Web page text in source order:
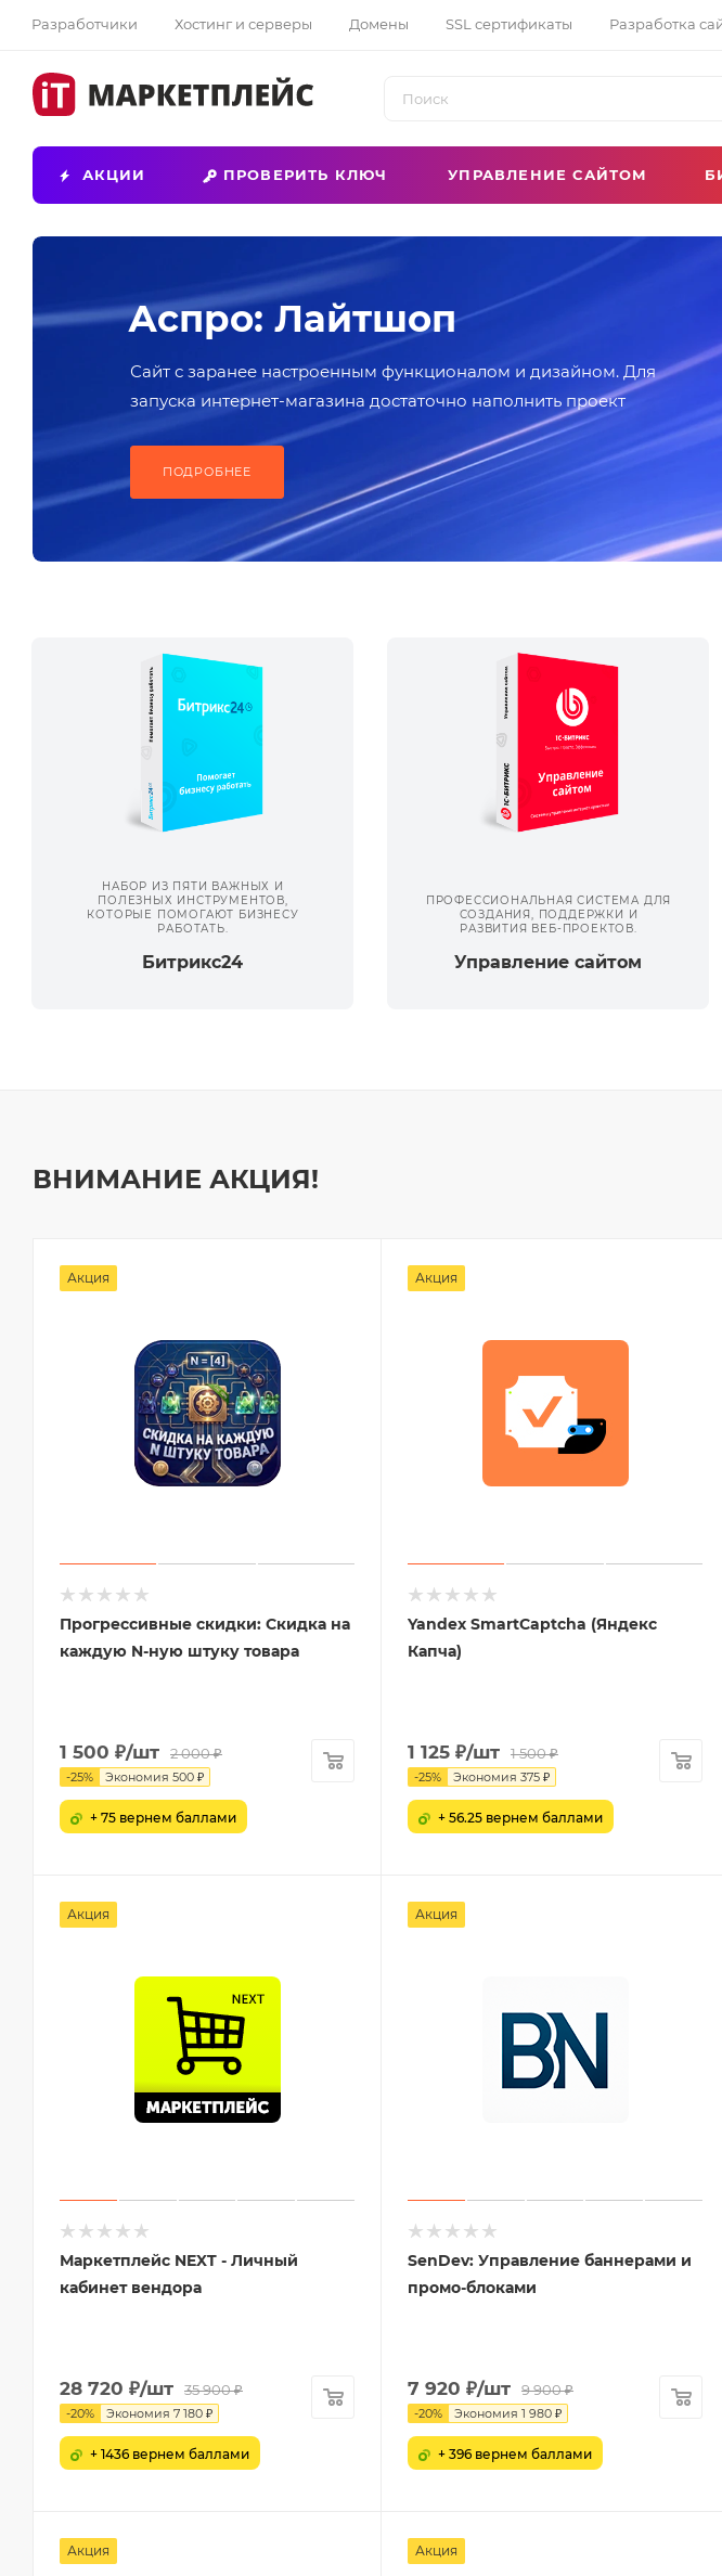
Разработчики Хостинг и серверы Домены SSL сертификаты Разработка
АКЦИИ ПРОВЕРИТЬ КЛЮЧ УПРАВЛЕНИЕ САЙТОМ
Аспро: Лайтшоп
Сайт с заранее настроенным функционалом и дизайном. Для
запуска интернет-магазина достаточно наполнить проект
ПОДРОБНЕЕ
НАБОР ИЗ ПЯТИ ВАЖНЫХ И
ПОЛЕЗНЫХ ИНСТРУМЕНТОВ,
КОТОРЫЕ ПОМОГАЮТ БИЗНЕСУ
РАБОТАТЬ.
Битрикс24
ПРОФЕССИОНАЛЬНАЯ СИСТЕМА ДЛЯ
СОЗДАНИЯ, ПОДДЕРЖКИ И
РАЗВИТИЯ ВЕБ-ПРОЕКТОВ.
Управление сайтом
ВНИМАНИЕ АКЦИЯ!
Акция
Прогрессивные скидки: Скидка на
каждую N-ную штуку товара
1 500 ₽/шт 2 000₽
-25% Экономия 500 ₽
+ 75 вернем баллами
Акция
Yandex SmartCaptcha (Яндекс
Капча)
1 125 ₽/шт 1 500₽
-25% Экономия 375 ₽
+ 56.25 вернем баллами
Акция
Маркетплейс NEXT - Личный
кабинет вендора
28 720 ₽/шт 35 900₽
-20% Экономия 7 180 ₽
+ 1436 вернем баллами
Акция
SenDev: Управление баннерами и
промо-блоками
7 920 ₽/шт 9 900₽
-20% Экономия 1 980 ₽
+ 396 вернем баллами
Акция Акция